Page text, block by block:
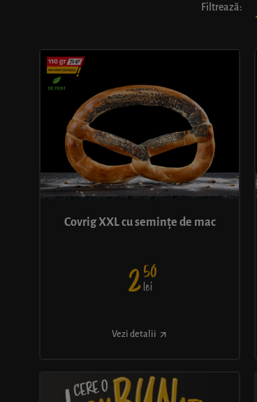
Filtrează:
Covrig XXL cu semințe de mac
250
lei
Vezi detalii